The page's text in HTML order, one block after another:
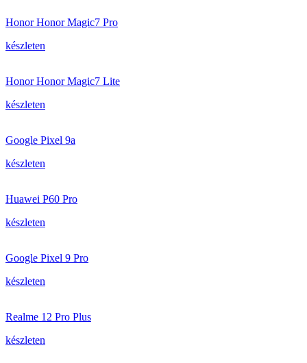
Honor Honor Magic7 Pro
készleten
Honor Honor Magic7 Lite
készleten
Google Pixel 9a
készleten
Huawei P60 Pro
készleten
Google Pixel 9 Pro
készleten
Realme 12 Pro Plus
készleten